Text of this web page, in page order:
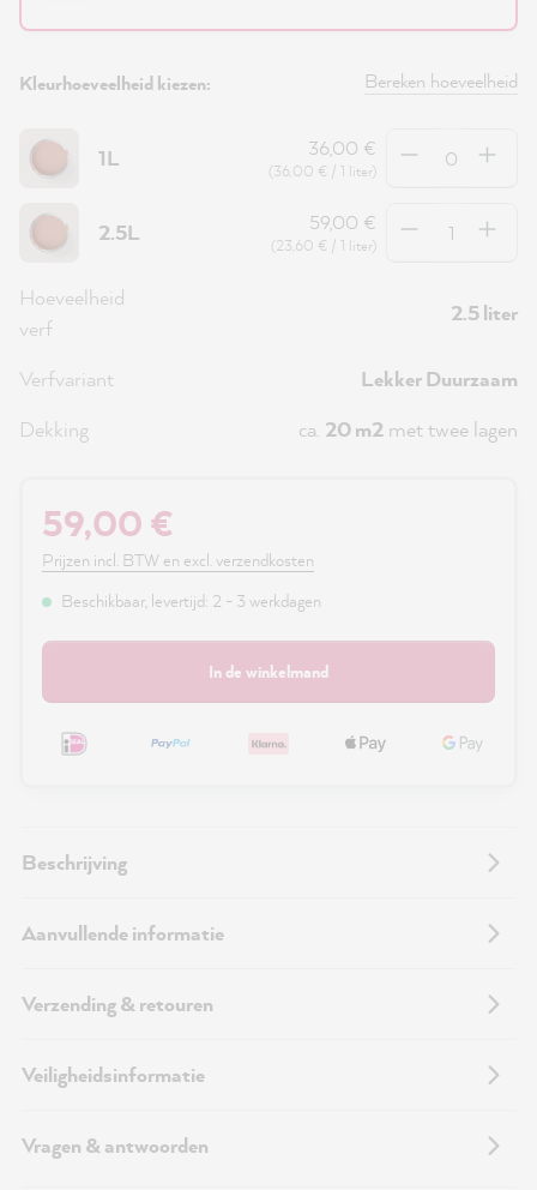
Kleurhoeveelheid kiezen: Bereken hoeveelheid
1L 36,00 €
(36,00 € / 1 liter)
Hoeveelheid
2.5L 59,00 €
(23,60 € / 1 liter)
Hoeveelheid
Hoeveelheid
verf
2.5 liter
Verfvariant
Lekker Duurzaam
Dekking
ca. 20 m2 met twee lagen
59,00 €
Prijzen incl. BTW en excl. verzendkosten
Beschikbaar, levertijd: 2 - 3 werkdagen
In de winkelmand
Beschrijving
Aanvullende informatie
Verzending & retouren
Veiligheidsinformatie
Vragen & antwoorden